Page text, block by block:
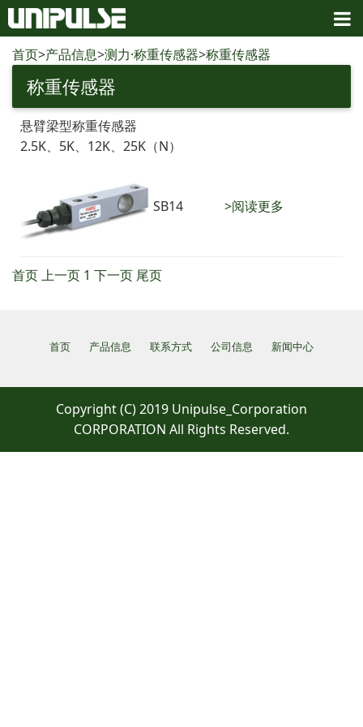
首页>产品信息>测力·称重传感器>称重传感器
称重传感器
悬臂梁型称重传感器
2.5K、5K、12K、25K（N）
SB14 >阅读更多
首页上一页 1 下一页 尾页
首页 产品信息 联系方式 公司信息 新闻中心
Copyright (C) 2019 Unipulse_Corporation
CORPORATION All Rights Reserved.